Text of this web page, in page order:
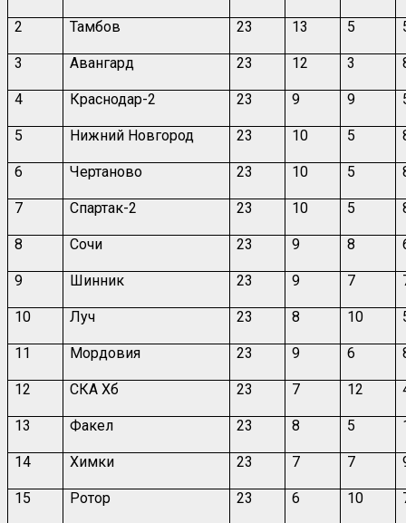
2 Тамбов 23 13 5
3 Авангард 23 12 3
4 Краснодар-2 23 9 9
5 Нижний Новгород 23 10 5
6 Чертаново 23 10 5
7 Спартак-2 23 10 5
8 Сочи 23 9 8
9 Шинник 23 9 7
10 Луч 23 8 10
11 Мордовия 23 9 6
12 СКА Хб 23 7 12
13 Факел 23 8 5
14 Химки 23 7 7
15 Ротор 23 6 10